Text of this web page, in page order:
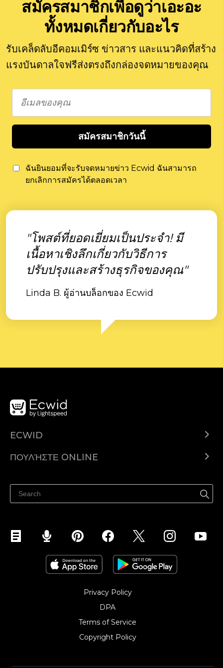
สมัครสมาชิกเพื่อดูว่าเอะอะ
ทั้งหมดเกี่ยวกับอะไร
รับเคล็ดลับอีคอมเมิร์ซ ข่าวสาร และแนวคิดที่สร้าง
แรงบันดาลใจฟรีส่งตรงถึงกล่องจดหมายของคุณ
สมัครสมาชิกวันนี้
ฉันยินยอมที่จะรับจดหมายข่าว Ecwid ฉันสามารถ
ยกเลิกการสมัครได้ตลอดเวลา
"โพสต์ที่ยอดเยี่ยมเป็นประจำ! มี
เนื้อหาเชิงลึกเกี่ยวกับวิธีการ
ปรับปรุงและสร้างธุรกิจของคุณ"
Linda B. ผู้อ่านบล็อกของ Ecwid
ECWID
Τιμολόγηση
ΠΟΥΛΉΣΤΕ ONLINE
Πουλήστε στο Facebook
Πουλήστε στο Instagram
Privacy Policy
DPA
Terms of Service
Copyright Policy‎